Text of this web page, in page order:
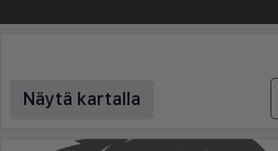
Näytä kartalla